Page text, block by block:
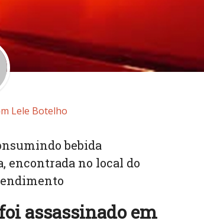
Lele Botelho
bebida
encontrada no local do
assassinado em